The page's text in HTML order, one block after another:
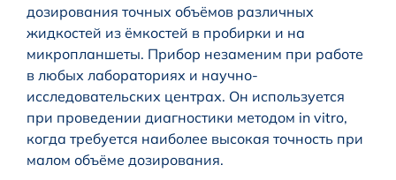
дозирования точных объёмов различных
жидкостей из ёмкостей в пробирки и на
микропланшеты. Прибор незаменим при работе
в любых лабораториях и научно-
исследовательских центрах. Он используется
при проведении диагностики методом in vitro,
когда требуется наиболее высокая точность при
малом объёме дозирования.